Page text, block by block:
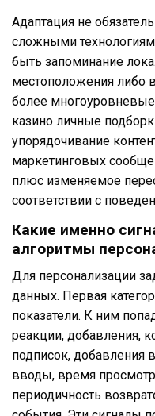
Адаптация не
сложными
быть запоминание
местоположения либо
более
казино личные
упорядочивание
маркетинговых
плюс изменяемое
соответствии с
Какие именно
алгоритмы
Для персонализации
данных. Первая
показатели. К ним
реакции, добавления,
подписок, добавления
вводы, время
периодичность